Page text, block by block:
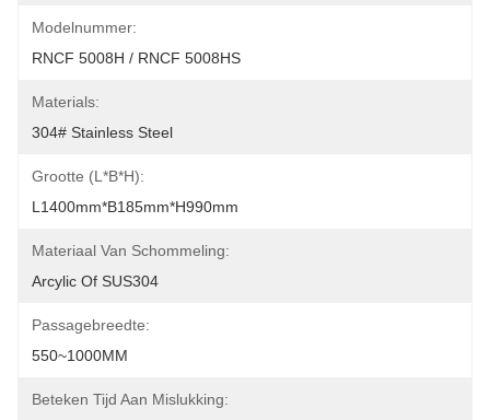
Modelnummer:
RNCF 5008H / RNCF 5008HS
Materials:
304# Stainless Steel
Grootte (L*B*H):
L1400mm*B185mm*H990mm
Materiaal Van Schommeling:
Arcylic Of SUS304
Passagebreedte:
550~1000MM
Beteken Tijd Aan Mislukking: